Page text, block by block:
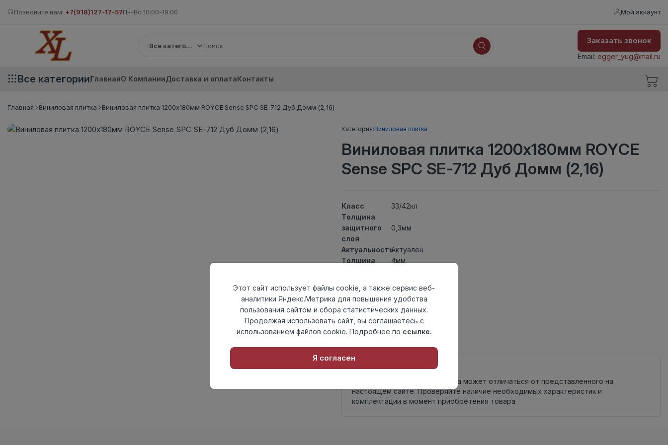
Позвоните нам: +7(918)127-17-57Пн-Вс 10:00-19:00 Мой аккаунт
Все категории
Заказать звонок
Email: egger_yug@mail.ru
Все категорииГлавнаяО КомпанииДоставка и оплатаКонтакты
Главная Виниловая плитка Виниловая плитка 1200x180мм ROYCE Sense SPC SE-712 Дуб Домм (2,16)
Категория:Виниловая плитка
Виниловая плитка 1200x180мм ROYCE
Sense SPC SE-712 Дуб Домм (2,16)
Класс
33/42кл
Толщина
защитного
слоя
0,3мм
АктуальностьАктуален
Толщина
4мм
Теплый пол
до +27 градусов
Способ
укладки
Замковый метод
Фаска
4V
Страна
происхождения
Нет в наличии
Внимание! Внешний вид товара может отличаться от представленного на
настоящем сайте. Проверяйте наличие необходимых характеристик и
комплектации в момент приобретения товара.
Этот сайт использует файлы cookie, а также сервис веб-
аналитики Яндекс.Метрика для повышения удобства
пользования сайтом и сбора статистических данных.
Продолжая использовать сайт, вы соглашаетесь с
использованием файлов cookie. Подробнее по ссылке.
Я согласен